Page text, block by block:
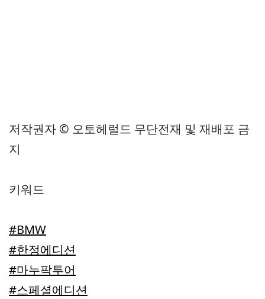
저작권자 © 오토헤럴드 무단전재 및 재배포 금
지
키워드
#BMW
#한정에디션
#마누팍투어
#스페셜에디션